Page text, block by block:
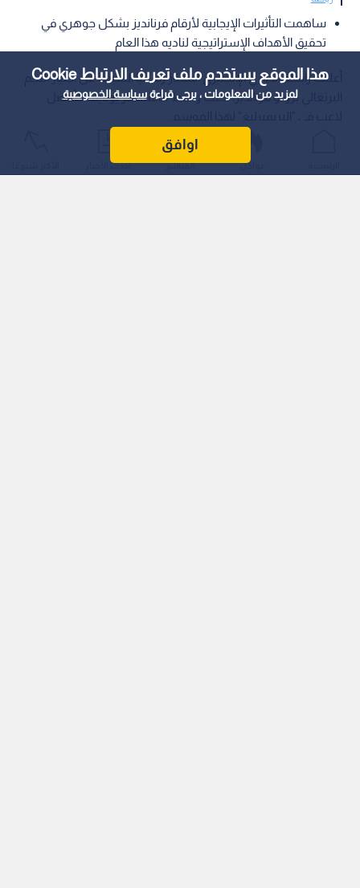
هذا الموقع يستخدم ملف تعريف الارتباط Cookie
لمزيد من المعلومات ، يرجى قراءةسياسة الخصوصية
اوافق
ساهمت التأثيرات الإيجابية لأرقام فرنانديز بشكل جوهري في
تحقيق الأهداف الإستراتيجية لناديه هذا العام
أعلنت رابطة الدوري الإنجليزي الممتاز رسميا السبت، عن اختيار النجم
البرتغالي برونو فرنانديز، لاعب وسط مانشستر يونايتد، كأفضل
عواجل المباشر أحدث الأخبار